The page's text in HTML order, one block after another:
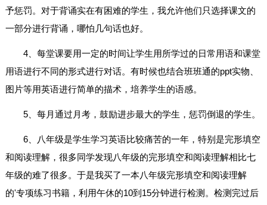
予惩罚。对于背诵实在有困难的学生，我允许他们只选择课文的
一部分进行背诵，哪怕几句话也好。
4、每堂课要用一定的时间让学生用所学过的日常用语和课堂
用语进行不同的形式进行对话。有时候也结合班班通的ppt实物、
图片等用英语进行简单的描术，培养学生的语感。
5、每月通过月考，鼓励进步最大的学生，惩罚倒退的学生。
6、八年级是学生学习英语比较痛苦的一年，特别是完形填空
和阅读理解，很多同学发现八年级的完形填空和阅读理解相比七
年级的难了很多。于是我买了一本八年级完形填空和阅读理解
的'专项练习书籍，利用午休的10到15分钟进行检测。检测完过后